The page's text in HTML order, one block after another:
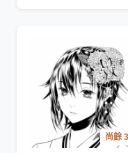
尚餘 3